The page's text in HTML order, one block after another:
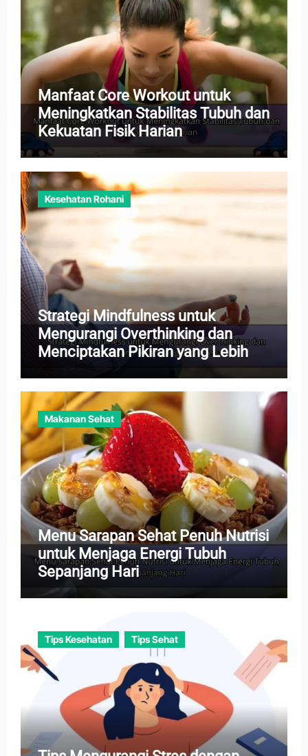
Manfaat Core Workout untuk
Meningkatkan Stabilitas Tubuh dan
Kekuatan Fisik Harian
Kesehatan Rohani
Strategi Mindfulness untuk
Mengurangi Overthinking dan
Menciptakan Pikiran yang Lebih
Makanan Sehat
Menu Sarapan Sehat Penuh Nutrisi
untuk Menjaga Energi Tubuh
Sepanjang Hari
Tips Kesehatan Tips Sehat